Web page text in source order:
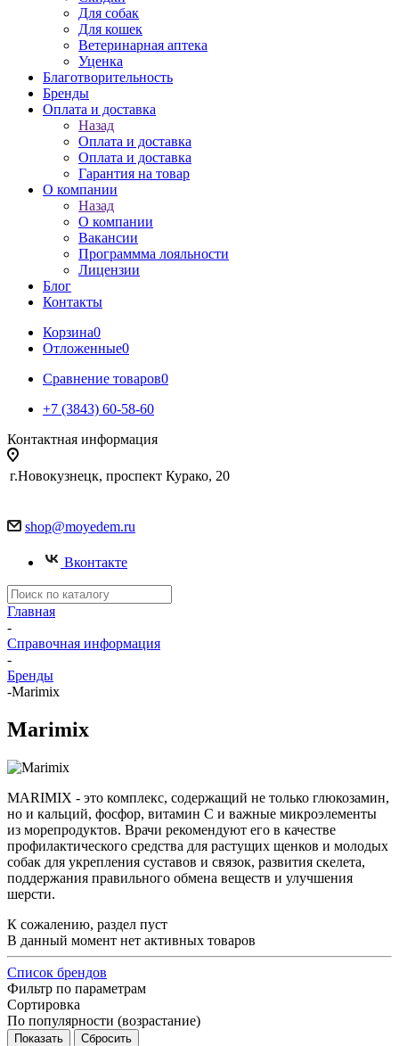
Для собак
Для кошек
Ветеринарная аптека
Уценка
Благотворительность
Бренды
Оплата и доставка
Назад
Оплата и доставка
Оплата и доставка
Гарантия на товар
О компании
Назад
О компании
Вакансии
Программма лояльности
Лицензии
Блог
Контакты
Корзина0
Отложенные0
Сравнение товаров0
+7 (3843) 60-58-60
Контактная информация
г.Новокузнецк, проспект Курако, 20
shop@moyedem.ru
Вконтакте
Главная
-
Справочная информация
-
Бренды
-Marimix
Marimix
MARIMIX - это комплекс, содержащий не только глюкозамин,
но и кальций, фосфор, витамин С и важные микроэлементы
из морепродуктов. Врачи рекомендуют его в качестве
профилактического средства для растущих щенков и молодых
собак для укрепления суставов и связок, развития скелета,
поддержания правильного обмена веществ и улучшения
шерсти.
К сожалению, раздел пуст
В данный момент нет активных товаров
Список брендов
Фильтр по параметрам
Сортировка
По популярности (возрастание)
Сбросить